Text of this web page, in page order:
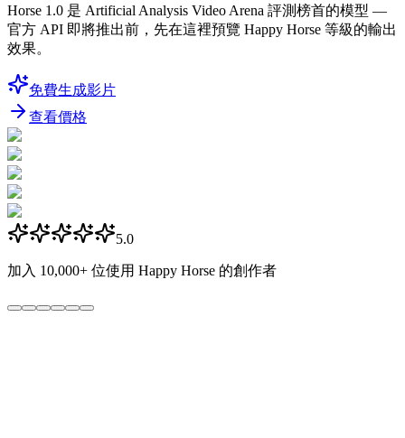
Horse 1.0 是 Artificial Analysis Video Arena 評測榜首的模型 —
官方 API 即將推出前，先在這裡預覽 Happy Horse 等級的輸出
效果。
免費生成影片
查看價格
5.0
加入 10,000+ 位使用 Happy Horse 的創作者